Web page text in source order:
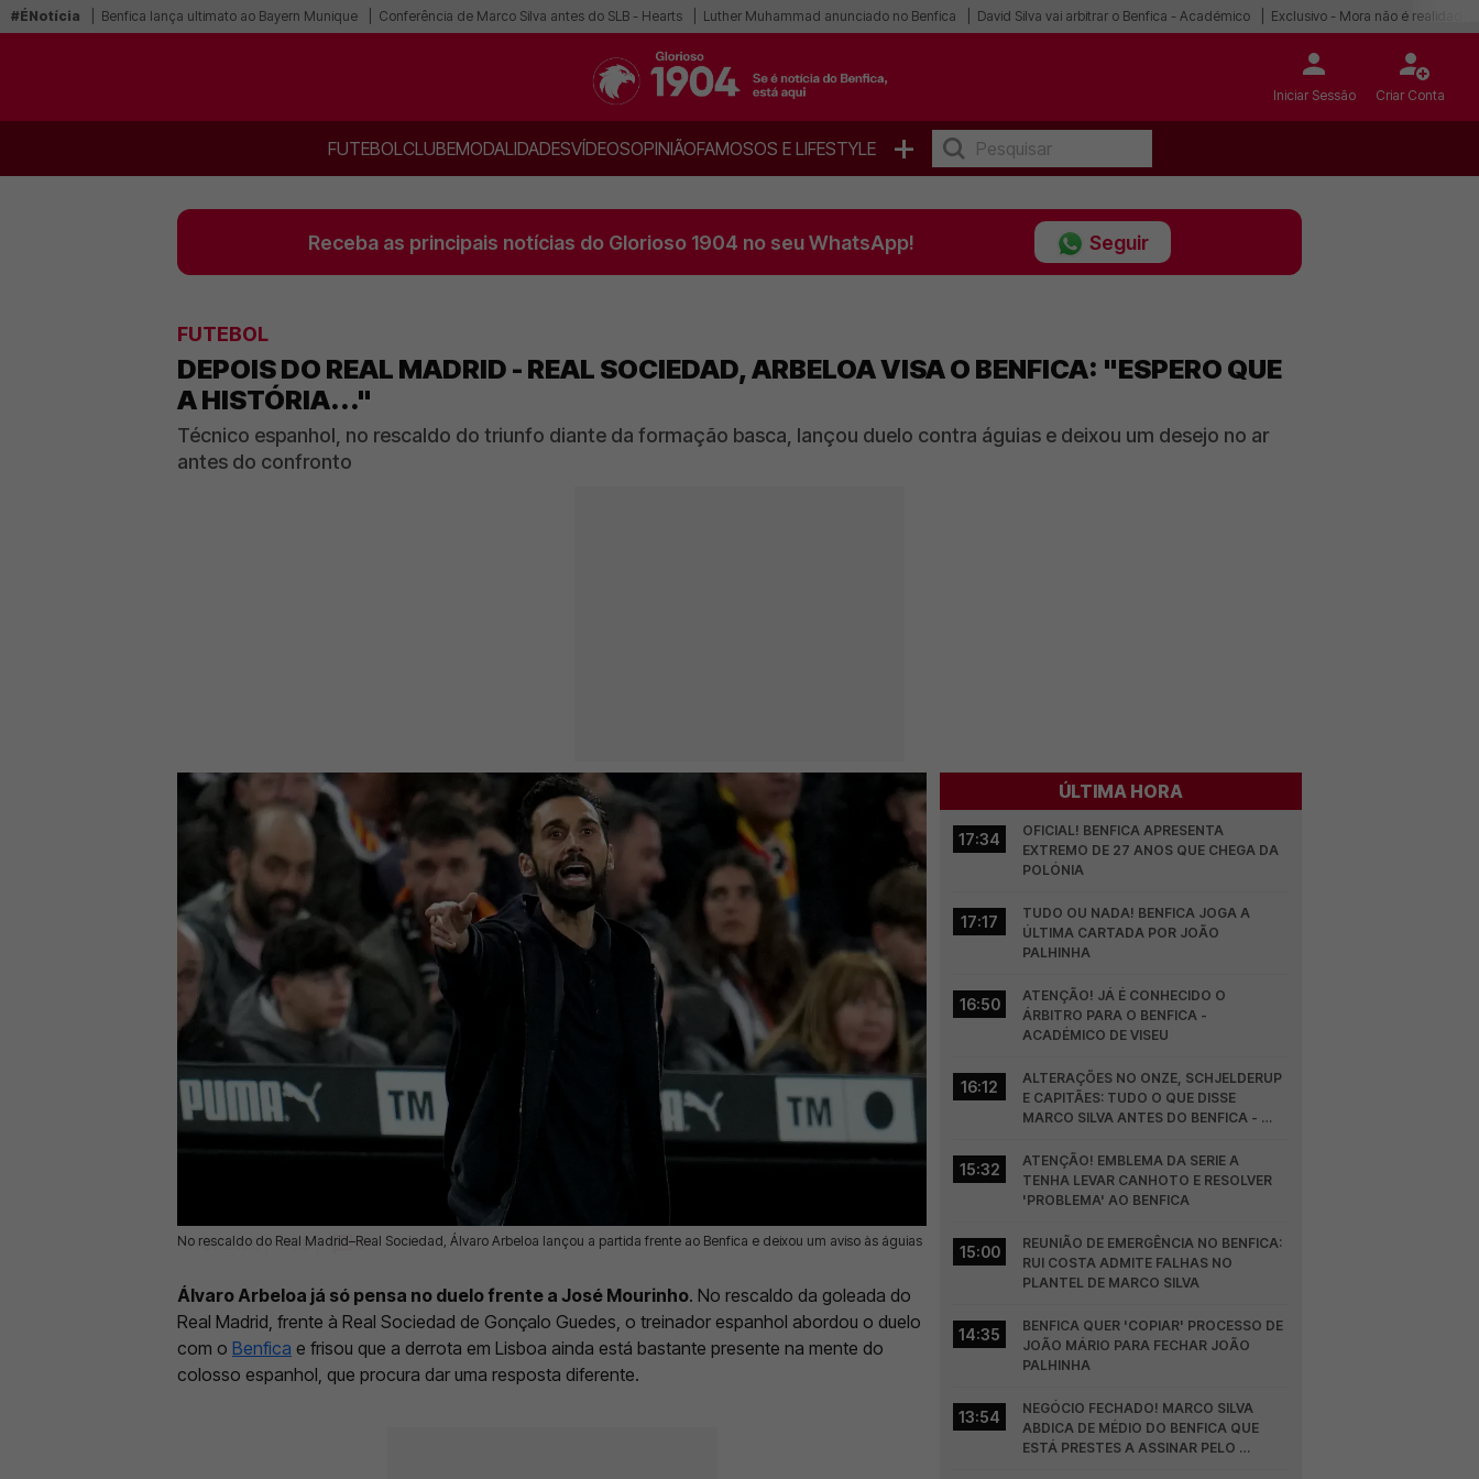
#ÉNotícia Benfica lança ultimato ao Bayern Munique Conferência de Marco Silva antes do SLB - Hearts Luther Muhammad anunciado no Benfica David Silva vai arbitrar o Benfica - Académico Exclusivo - Mora não é realidade
Iniciar Sessão Criar Conta
FUTEBOLCLUBEMODALIDADESVÍDEOSOPINIÃOFAMOSOS E LIFESTYLE +
Receba as principais notícias do Glorioso 1904 no seu WhatsApp! Seguir
FUTEBOL
DEPOIS DO REAL MADRID - REAL SOCIEDAD, ARBELOA VISA O BENFICA: "ESPERO QUE
A HISTÓRIA..."
Técnico espanhol, no rescaldo do triunfo diante da formação basca, lançou duelo contra águias e deixou um desejo no ar
antes do confronto
No rescaldo do Real Madrid–Real Sociedad, Álvaro Arbeloa lançou a partida frente ao Benfica e deixou um aviso às águias
15 Fev 2026 | 10:29 | 0
Álvaro Arbeloa já só pensa no duelo frente a José Mourinho. No rescaldo da goleada do
Real Madrid, frente à Real Sociedad de Gonçalo Guedes, o treinador espanhol abordou o duelo
com o Benfica e frisou que a derrota em Lisboa ainda está bastante presente na mente do
colosso espanhol, que procura dar uma resposta diferente.
ÚLTIMA HORA
17:34
OFICIAL! BENFICA APRESENTA
EXTREMO DE 27 ANOS QUE CHEGA DA
POLÓNIA
17:17
TUDO OU NADA! BENFICA JOGA A
ÚLTIMA CARTADA POR JOÃO
PALHINHA
16:50
ATENÇÃO! JÁ É CONHECIDO O
ÁRBITRO PARA O BENFICA -
ACADÉMICO DE VISEU
16:12
ALTERAÇÕES NO ONZE, SCHJELDERUP
E CAPITÃES: TUDO O QUE DISSE
MARCO SILVA ANTES DO BENFICA -
15:32
ATENÇÃO! EMBLEMA DA SERIE A
TENHA LEVAR CANHOTO E RESOLVER
'PROBLEMA' AO BENFICA
15:00
REUNIÃO DE EMERGÊNCIA NO BENFICA:
RUI COSTA ADMITE FALHAS NO
PLANTEL DE MARCO SILVA
14:35
BENFICA QUER 'COPIAR' PROCESSO DE
JOÃO MÁRIO PARA FECHAR JOÃO
PALHINHA
13:54
NEGÓCIO FECHADO! MARCO SILVA
ABDICA DE MÉDIO DO BENFICA QUE
ESTÁ PRESTES A ASSINAR PELO